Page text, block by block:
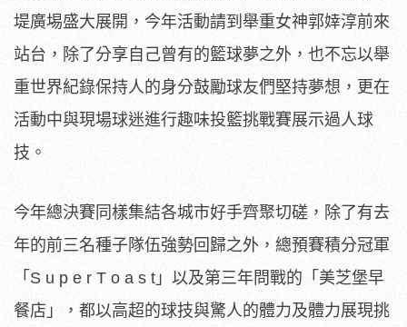
堤廣埸盛大展開，今年活動請到舉重女神郭婞淳前來
站台，除了分享自己曾有的籃球夢之外，也不忘以舉
重世界紀錄保持人的身分鼓勵球友們堅持夢想，更在
活動中與現場球迷進行趣味投籃挑戰賽展示過人球
技。
今年總決賽同樣集結各城市好手齊聚切磋，除了有去
年的前三名種子隊伍強勢回歸之外，總預賽積分冠軍
「S u p e r T o a s t」以及第三年問戰的「美芝堡早
餐店」，都以高超的球技與驚人的體力及體力展現挑